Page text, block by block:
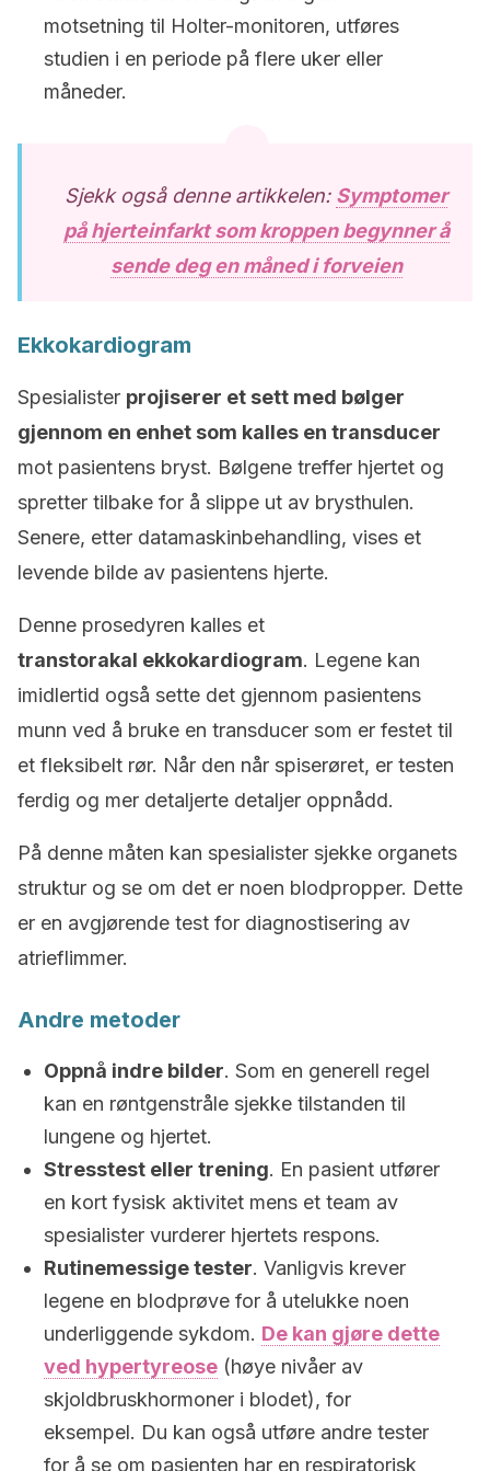
motsetning til Holter-monitoren, utføres
studien i en periode på flere uker eller
måneder.
Sjekk også denne artikkelen: Symptomer
på hjerteinfarkt som kroppen begynner å
sende deg en måned i forveien
Ekkokardiogram
Spesialister projiserer et sett med bølger
gjennom en enhet som kalles en transducer
mot pasientens bryst. Bølgene treffer hjertet og
spretter tilbake for å slippe ut av brysthulen.
Senere, etter datamaskinbehandling, vises et
levende bilde av pasientens hjerte.
Denne prosedyren kalles et
transtorakal ekkokardiogram. Legene kan
imidlertid også sette det gjennom pasientens
munn ved å bruke en transducer som er festet til
et fleksibelt rør. Når den når spiserøret, er testen
ferdig og mer detaljerte detaljer oppnådd.
På denne måten kan spesialister sjekke organets
struktur og se om det er noen blodpropper. Dette
er en avgjørende test for diagnostisering av
atrieflimmer.
Andre metoder
Oppnå indre bilder. Som en generell regel
kan en røntgenstråle sjekke tilstanden til
lungene og hjertet.
Stresstest eller trening. En pasient utfører
en kort fysisk aktivitet mens et team av
spesialister vurderer hjertets respons.
Rutinemessige tester. Vanligvis krever
legene en blodprøve for å utelukke noen
underliggende sykdom. De kan gjøre dette
ved hypertyreose (høye nivåer av
skjoldbruskhormoner i blodet), for
eksempel. Du kan også utføre andre tester
for å se om pasienten har en respiratorisk